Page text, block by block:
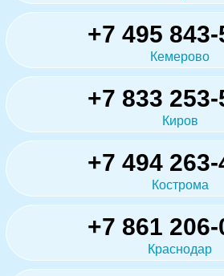
+7 495
Кемерово
+7 833
Киров
+7 494
Кострома
+7 861
Краснодар